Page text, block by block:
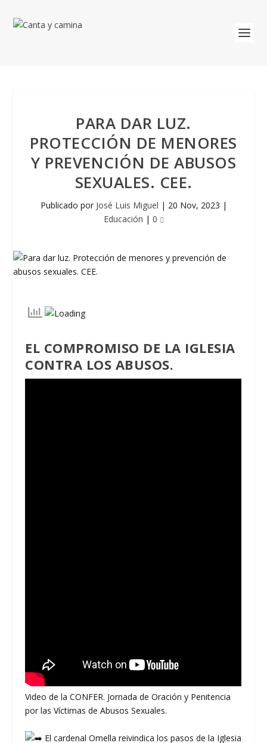
PARA DAR LUZ.
PROTECCIÓN DE MENORES
Y PREVENCIÓN DE ABUSOS
SEXUALES. CEE.
Publicado por José Luis Miguel | 20 Nov, 2023 |
Educación | 0
EL COMPROMISO DE LA IGLESIA
CONTRA LOS ABUSOS.
Video de la CONFER. Jornada de Oración y Penitencia
por las Víctimas de Abusos Sexuales.
El cardenal Omella reivindica los pasos de la Iglesia